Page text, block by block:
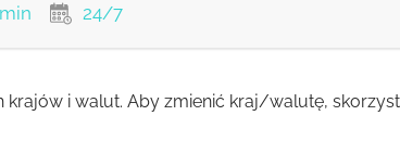
24/7
99.05
krajów i walut. Aby zmienić kraj/walutę,